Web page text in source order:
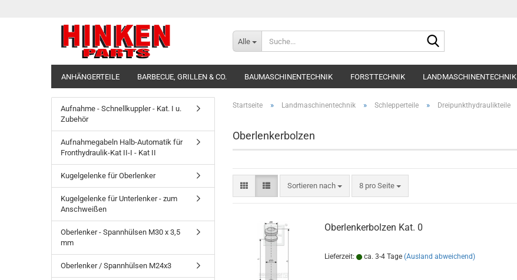
Alle
ANHÄNGERTEILE BARBECUE, GRILLEN & CO. BAUMASCHINENTECHNIK FORSTTECHNIK LANDMASCHINENTECHNIK
Startseite » Landmaschinentechnik » Schlepperteile » Dreipunkthydraulikteile
Oberlenkerbolzen
Sortieren nach
Sortieren nach 8 pro Seite
pro Seite
Oberlenkerbolzen Kat. 0
Lieferzeit: ca. 3-4 Tage (Ausland abweichend)
Aufnahme - Schnellkuppler - Kat. I u.
Zubehör
Aufnahmegabeln Halb-Automatik für
Fronthydraulik-Kat II-I - Kat II
Kugelgelenke für Oberlenker
Kugelgelenke für Unterlenker - zum
Anschweißen
Oberlenker - Spannhülsen M30 x 3,5
mm
Oberlenker / Spannhülsen M24x3